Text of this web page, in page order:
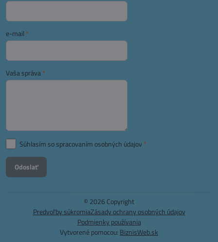
e-mail *
Vaša správa*
Súhlasím so spracovaním osobných údajov *
Odoslať
© 2026 Copyright
Predvoľby súkromiaZásady ochrany osobných údajov
Podmienky používania
Vytvorené pomocou: BiznisWeb.sk